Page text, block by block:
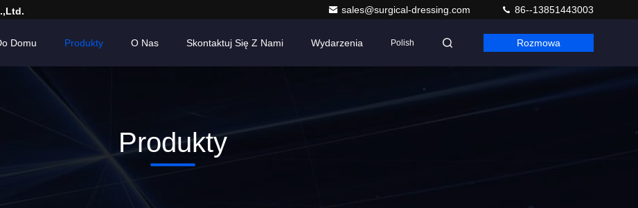
sales@surgical-dressing.com 86--13851443003
Domu Produkty O Nas Skontaktuj Się Z Nami Wydarzenia Polish Rozmowa
Produkty